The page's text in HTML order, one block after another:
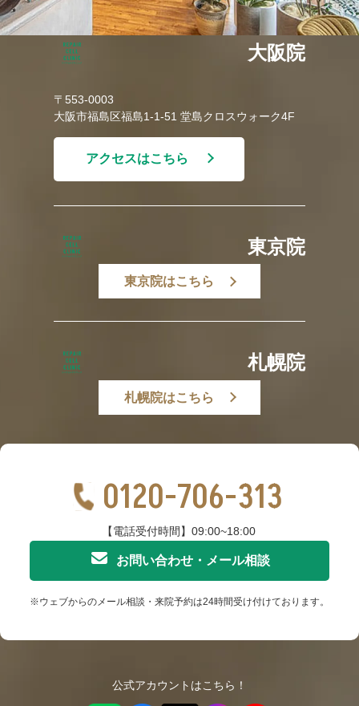
大阪院
〒553-0003
大阪市福島区福島1-1-51 堂島クロスウォーク4F
アクセスはこちら
東京院
東京院はこちら
札幌院
札幌院はこちら
0120-706-313
【電話受付時間】09:00~18:00
お問い合わせ・メール相談
※ウェブからのメール相談・来院予約は24時間受け付けております。
公式アカウントはこちら！